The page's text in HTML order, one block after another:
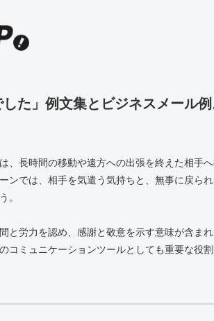
した」例文集とビジネスメール
、長時間の移動や遠方への出張を終えた相手
ンでは、相手を気遣う気持ちと、無事に戻ら
。
と労力を認め、感謝と敬意を示す意味が含ま
コミュニケーションツールとしても重要な役